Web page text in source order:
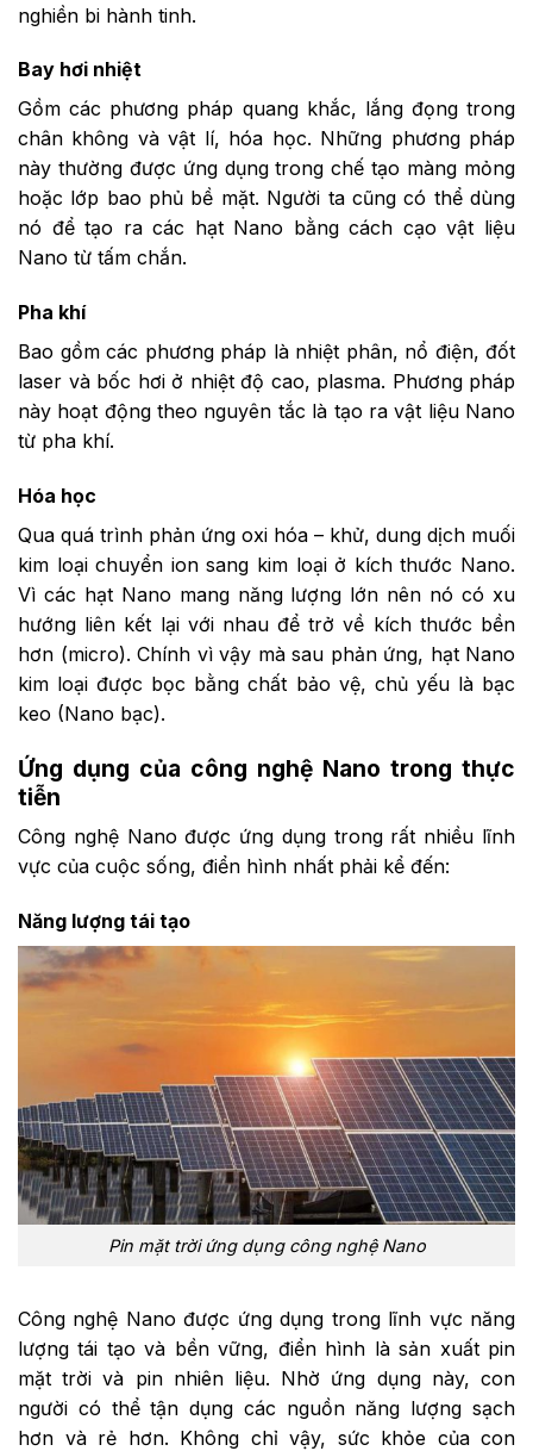
nghiền bi hành tinh.
Bay hơi nhiệt
Gồm các phương pháp quang khắc, lắng đọng trong
chân không và vật lí, hóa học. Những phương pháp
này thường được ứng dụng trong chế tạo màng mỏng
hoặc lớp bao phủ bề mặt. Người ta cũng có thể dùng
nó để tạo ra các hạt Nano bằng cách cạo vật liệu
Nano từ tấm chắn.
Pha khí
Bao gồm các phương pháp là nhiệt phân, nổ điện, đốt
laser và bốc hơi ở nhiệt độ cao, plasma. Phương pháp
này hoạt động theo nguyên tắc là tạo ra vật liệu Nano
từ pha khí.
Hóa học
Qua quá trình phản ứng oxi hóa – khử, dung dịch muối
kim loại chuyển ion sang kim loại ở kích thước Nano.
Vì các hạt Nano mang năng lượng lớn nên nó có xu
hướng liên kết lại với nhau để trở về kích thước bền
hơn (micro). Chính vì vậy mà sau phản ứng, hạt Nano
kim loại được bọc bằng chất bảo vệ, chủ yếu là bạc
keo (Nano bạc).
Ứng dụng của công nghệ Nano trong thực
tiễn
Công nghệ Nano được ứng dụng trong rất nhiều lĩnh
vực của cuộc sống, điển hình nhất phải kể đến:
Năng lượng tái tạo
Pin mặt trời ứng dụng công nghệ Nano
Công nghệ Nano được ứng dụng trong lĩnh vực năng
lượng tái tạo và bền vững, điển hình là sản xuất pin
mặt trời và pin nhiên liệu. Nhờ ứng dụng này, con
người có thể tận dụng các nguồn năng lượng sạch
hơn và rẻ hơn. Không chỉ vậy, sức khỏe của con